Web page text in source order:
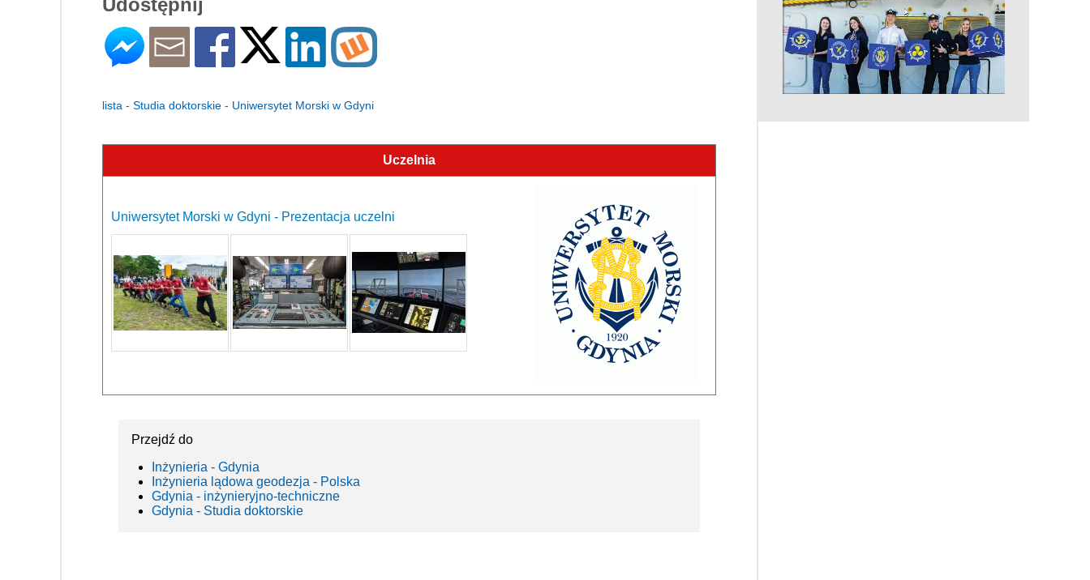
lista - Studia doktorskie - Uniwersytet Morski w Gdyni
Uczelnia
Uniwersytet Morski w Gdyni - Prezentacja uczelni
Przejdź do
Inżynieria - Gdynia
Inżynieria lądowa geodezja - Polska
Gdynia - inżynieryjno-techniczne
Gdynia - Studia doktorskie